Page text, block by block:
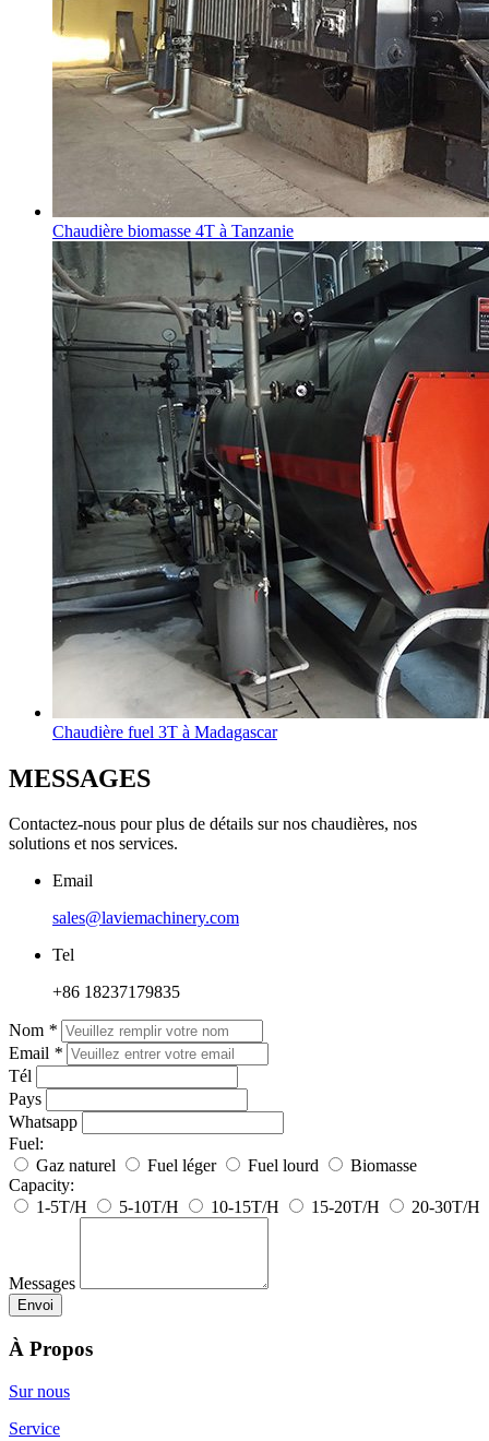
Chaudière biomasse 4T à Tanzanie
Chaudière fuel 3T à Madagascar
MESSAGES
Contactez-nous pour plus de détails sur nos chaudières, nos
solutions et nos services.
Email
sales@laviemachinery.com
Tel
+86 18237179835
Nom *
Email *
Tél
Pays
Whatsapp
Fuel:
Gaz naturel
Fuel léger Fuel lourd
Biomasse
Capacity:
1-5T/H
5-10T/H 10-15T/H 15-20T/H 20-30T/H
Messages
À Propos
Sur nous
Service